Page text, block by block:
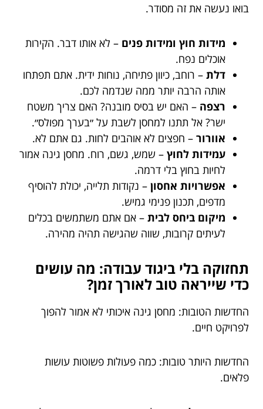
בואו נעשה את זה מסודר.
מידות חוץ ומידות פנים – לא אותו דבר. הקירות
אוכלים נפח.
דלת – רוחב, כיוון פתיחה, נוחות ידית. אתם תפתחו
אותה הרבה יותר ממה שנדמה לכם.
רצפה – האם יש בסיס מובנה? האם צריך משטח
ישר? אל תתנו למחסן לשבת על ״בערך מפולס״.
אוורור – חפצים לא אוהבים לחות. גם אתם לא.
עמידות לחוץ – שמש, גשם, רוח. מחסן גינה אמור
לחיות בחוץ בלי דרמה.
אפשרויות אחסון – נקודות תלייה, יכולת להוסיף
מדפים, תכנון פנימי גמיש.
מיקום ביחס לבית – אם אתם משתמשים בכלים
לעיתים קרובות, שווה שהגישה תהיה מהירה.
תחזוקה בלי ביגוד עבודה: מה עושים
כדי שייראה טוב לאורך זמן?
החדשות הטובות: מחסן גינה איכותי לא אמור להפוך
לפרויקט חיים.
החדשות היותר טובות: כמה פעולות פשוטות עושות
פלאים.